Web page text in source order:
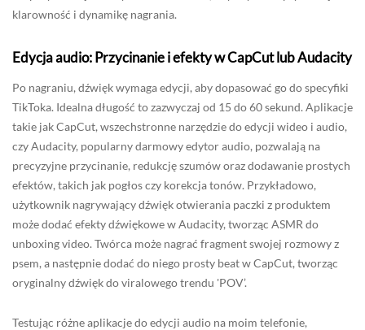
klarowność i dynamikę nagrania.
Edycja audio: Przycinanie i efekty w CapCut lub Audacity
Po nagraniu, dźwięk wymaga edycji, aby dopasować go do specyfiki
TikToka. Idealna długość to zazwyczaj od 15 do 60 sekund. Aplikacje
takie jak CapCut, wszechstronne narzędzie do edycji wideo i audio,
czy Audacity, popularny darmowy edytor audio, pozwalają na
precyzyjne przycinanie, redukcję szumów oraz dodawanie prostych
efektów, takich jak pogłos czy korekcja tonów. Przykładowo,
użytkownik nagrywający dźwięk otwierania paczki z produktem
może dodać efekty dźwiękowe w Audacity, tworząc ASMR do
unboxing video. Twórca może nagrać fragment swojej rozmowy z
psem, a następnie dodać do niego prosty beat w CapCut, tworząc
oryginalny dźwięk do viralowego trendu 'POV’.
Testując różne aplikacje do edycji audio na moim telefonie,